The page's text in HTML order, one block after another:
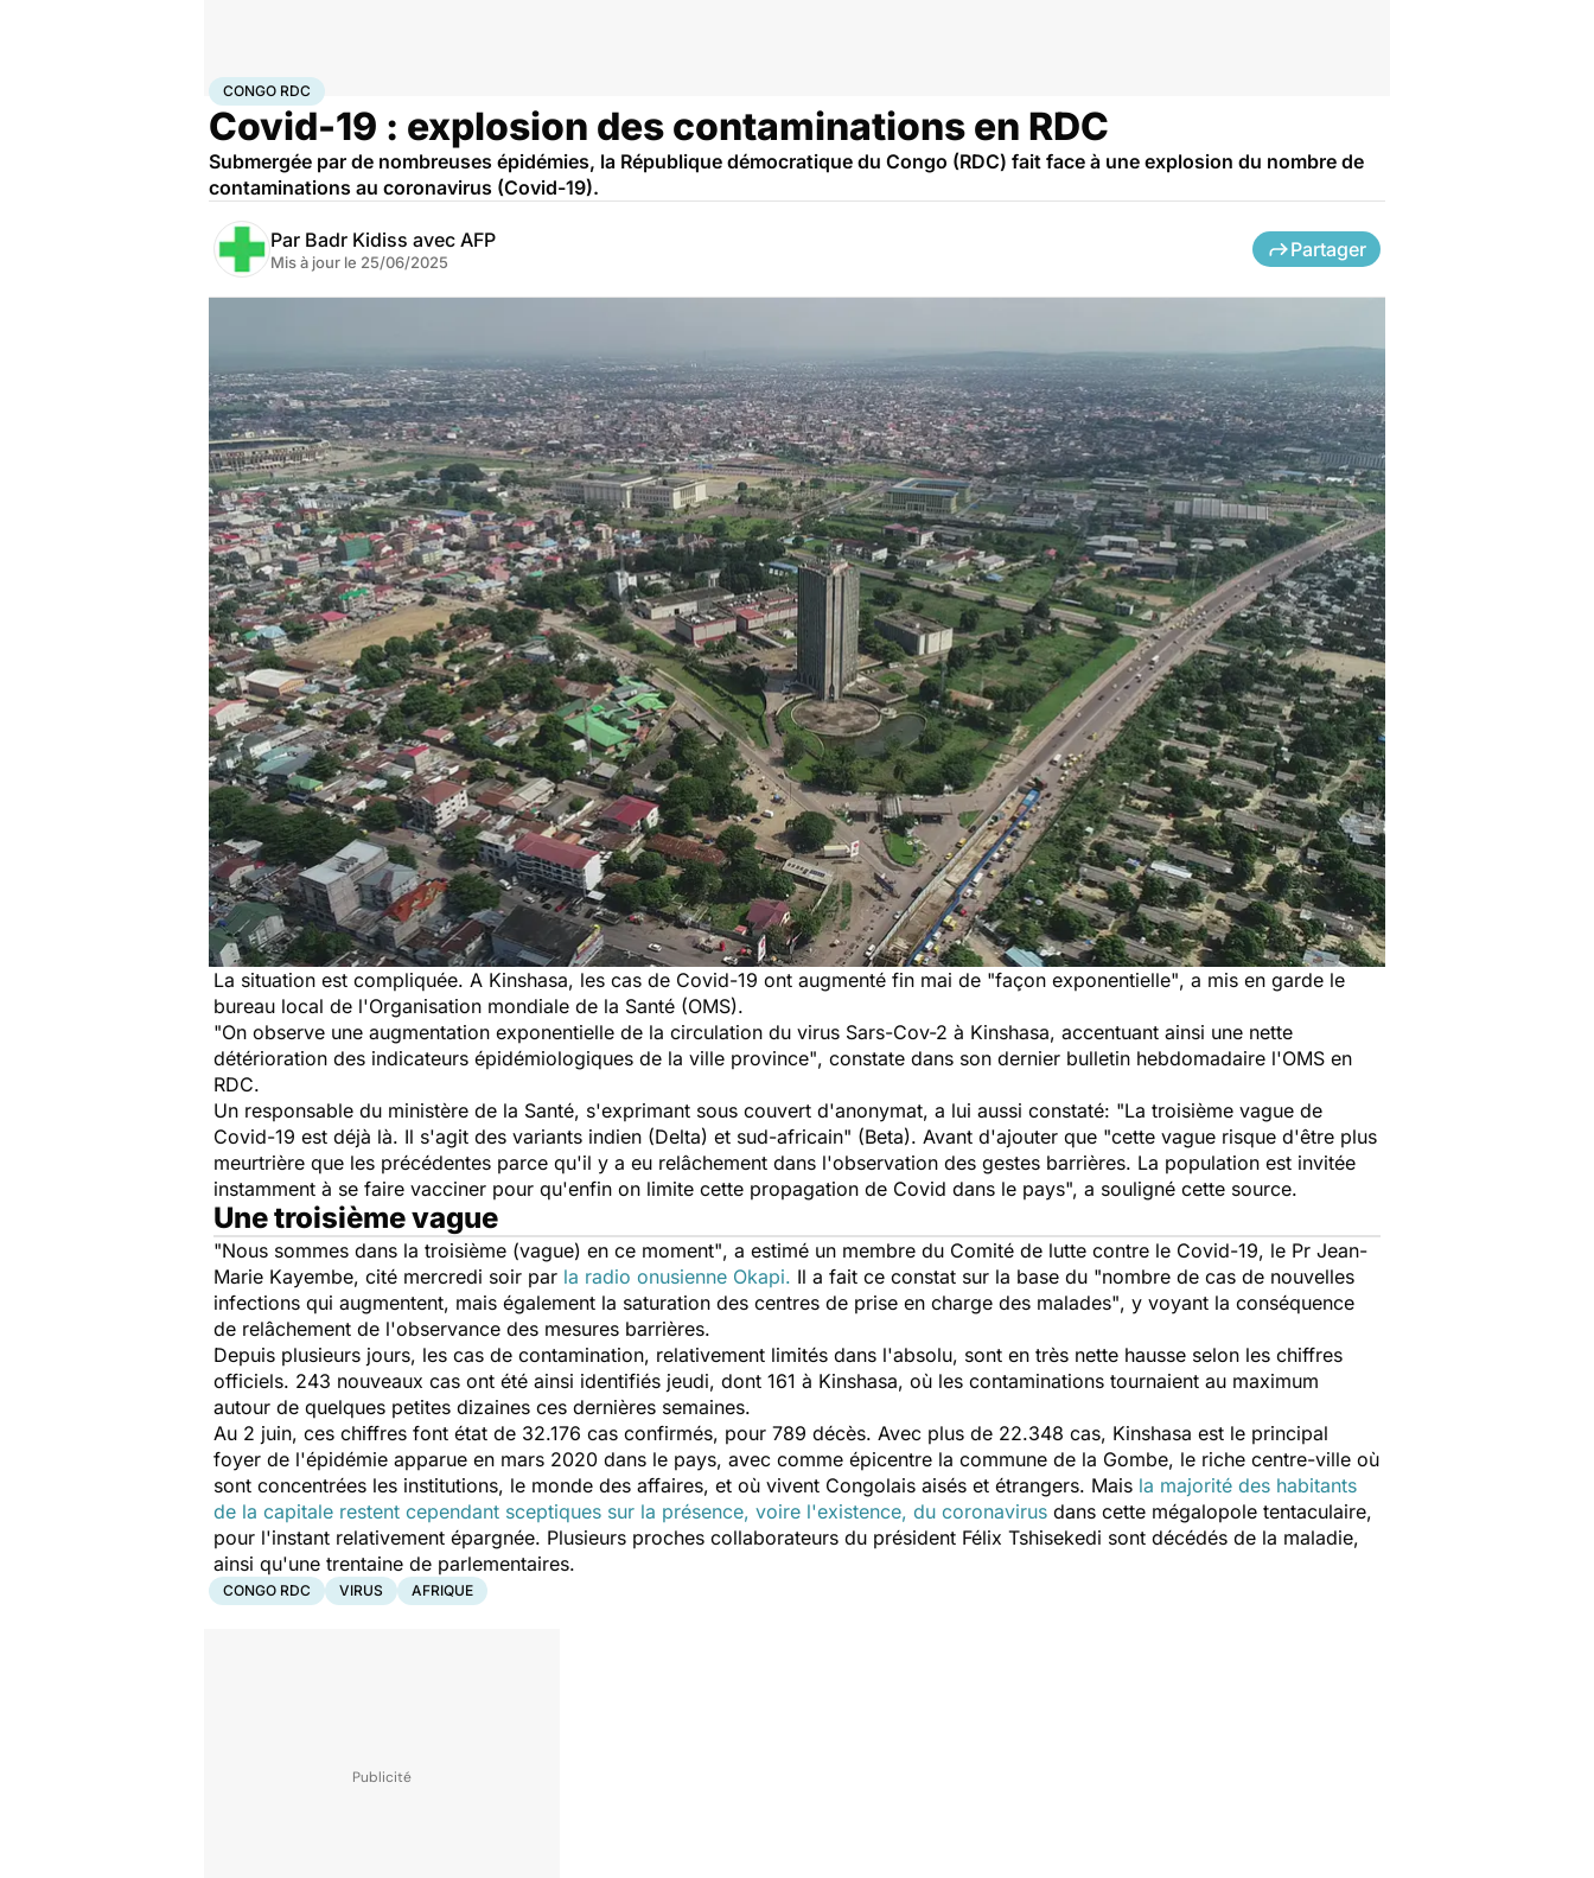
AccueilSantéMaladies
CONGO RDC
Covid-19 : explosion des contaminations en RDC
Submergée par de nombreuses épidémies, la République démocratique du Congo (RDC) fait face à une explosion du nombre de
contaminations au coronavirus (Covid-19).
Par Badr Kidiss avec AFP
Mis à jour le 25/06/2025
Partager
La situation est compliquée. A Kinshasa, les cas de Covid-19 ont augmenté fin mai de "façon exponentielle", a mis en garde le
bureau local de l'Organisation mondiale de la Santé (OMS).
"On observe une augmentation exponentielle de la circulation du virus Sars-Cov-2 à Kinshasa, accentuant ainsi une nette
détérioration des indicateurs épidémiologiques de la ville province", constate dans son dernier bulletin hebdomadaire l'OMS en
RDC.
Un responsable du ministère de la Santé, s'exprimant sous couvert d'anonymat, a lui aussi constaté: "La troisième vague de
Covid-19 est déjà là. Il s'agit des variants indien (Delta) et sud-africain" (Beta). Avant d'ajouter que "cette vague risque d'être plus
meurtrière que les précédentes parce qu'il y a eu relâchement dans l'observation des gestes barrières. La population est invitée
instamment à se faire vacciner pour qu'enfin on limite cette propagation de Covid dans le pays", a souligné cette source.
Une troisième vague
"Nous sommes dans la troisième (vague) en ce moment", a estimé un membre du Comité de lutte contre le Covid-19, le Pr Jean-
Marie Kayembe, cité mercredi soir par la radio onusienne Okapi. Il a fait ce constat sur la base du "nombre de cas de nouvelles
infections qui augmentent, mais également la saturation des centres de prise en charge des malades", y voyant la conséquence
de relâchement de l'observance des mesures barrières.
Depuis plusieurs jours, les cas de contamination, relativement limités dans l'absolu, sont en très nette hausse selon les chiffres
officiels. 243 nouveaux cas ont été ainsi identifiés jeudi, dont 161 à Kinshasa, où les contaminations tournaient au maximum
autour de quelques petites dizaines ces dernières semaines.
Au 2 juin, ces chiffres font état de 32.176 cas confirmés, pour 789 décès. Avec plus de 22.348 cas, Kinshasa est le principal
foyer de l'épidémie apparue en mars 2020 dans le pays, avec comme épicentre la commune de la Gombe, le riche centre-ville où
sont concentrées les institutions, le monde des affaires, et où vivent Congolais aisés et étrangers. Mais la majorité des habitants
de la capitale restent cependant sceptiques sur la présence, voire l'existence, du coronavirus dans cette mégalopole tentaculaire,
pour l'instant relativement épargnée. Plusieurs proches collaborateurs du président Félix Tshisekedi sont décédés de la maladie,
ainsi qu'une trentaine de parlementaires.
CONGO RDC VIRUS AFRIQUE